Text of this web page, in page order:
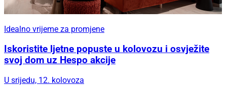
Idealno vrijeme za promjene
Iskoristite ljetne popuste u kolovozu i osvježite
svoj dom uz Hespo akcije
U srijedu, 12. kolovoza